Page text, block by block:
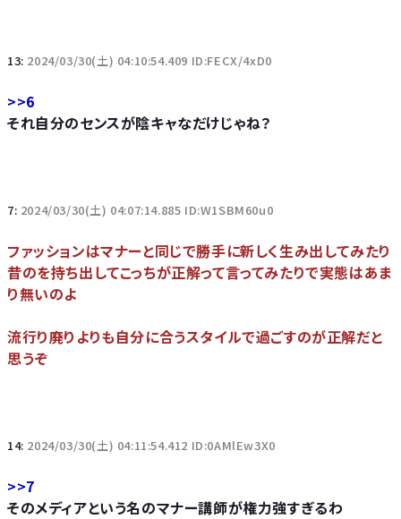
13: 2024/03/30(土) 04:10:54.409 ID:FECX/4xD0
>>6
それ自分のセンスが陰キャなだけじゃね？
7: 2024/03/30(土) 04:07:14.885 ID:W1SBM60u0
ファッションはマナーと同じで勝手に新しく生み出してみたり
昔のを持ち出してこっちが正解って言ってみたりで実態はあま
り無いのよ
流行り廃りよりも自分に合うスタイルで過ごすのが正解だと
思うぞ
14: 2024/03/30(土) 04:11:54.412 ID:0AMlEw3X0
>>7
そのメディアという名のマナー講師が権力強すぎるわ